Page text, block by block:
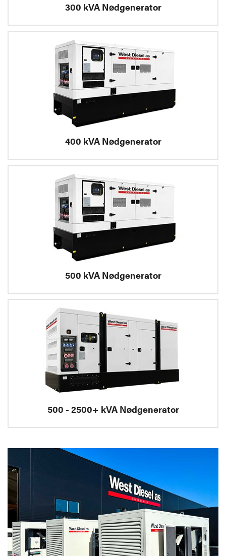
300 kVA Nødgenerator
400 kVA Nødgenerator
500 kVA Nødgenerator
500 - 2500+ kVA Nødgenerator